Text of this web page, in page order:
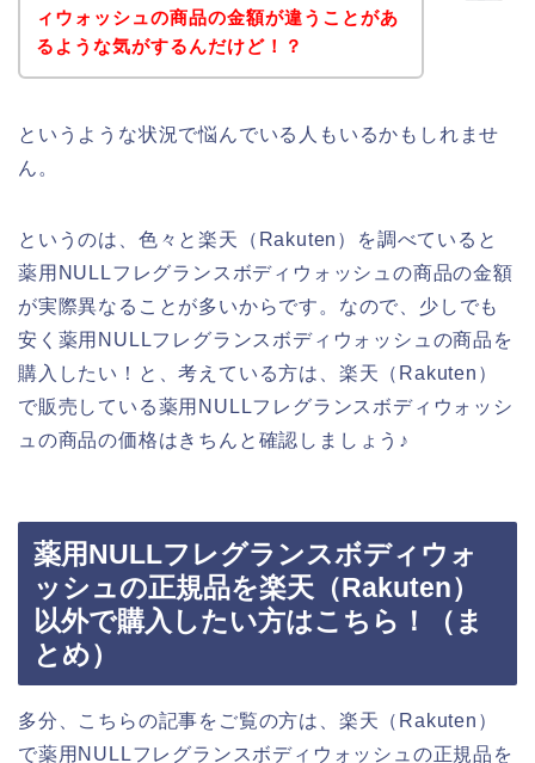
ィウォッシュの商品の金額が違うことがあ
るような気がするんだけど！？
というような状況で悩んでいる人もいるかもしれませ
ん。
というのは、色々と楽天（Rakuten）を調べていると
薬用NULLフレグランスボディウォッシュの商品の金額
が実際異なることが多いからです。なので、少しでも
安く薬用NULLフレグランスボディウォッシュの商品を
購入したい！と、考えている方は、楽天（Rakuten）
で販売している薬用NULLフレグランスボディウォッシ
ュの商品の価格はきちんと確認しましょう♪
薬用NULLフレグランスボディウォ
ッシュの正規品を楽天（Rakuten）
以外で購入したい方はこちら！（ま
とめ）
多分、こちらの記事をご覧の方は、楽天（Rakuten）
で薬用NULLフレグランスボディウォッシュの正規品を